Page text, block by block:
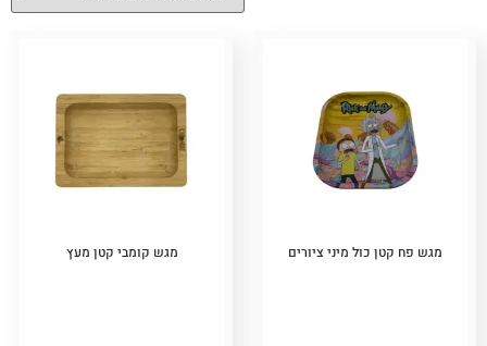
מחירים
Price filter
מגש פח קטן כול מיני ציורים מגש קומבי קטן מעץ